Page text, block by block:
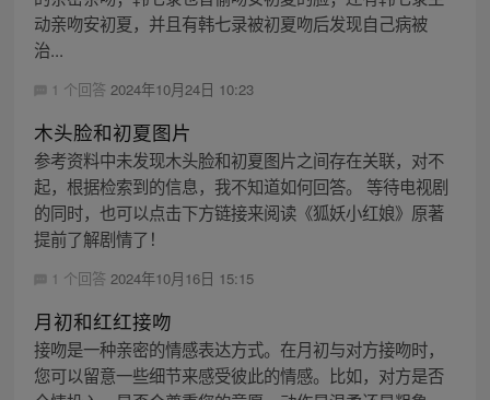
动亲吻安初夏，并且有韩七录被初夏吻后发现自己病被
治...
1 个回答 2024年10月24日 10:23
木头脸和初夏图片
参考资料中未发现木头脸和初夏图片之间存在关联，对不
起，根据检索到的信息，我不知道如何回答。 等待电视剧
的同时，也可以点击下方链接来阅读《狐妖小红娘》原著
提前了解剧情了！
1 个回答 2024年10月16日 15:15
月初和红红接吻
接吻是一种亲密的情感表达方式。在月初与对方接吻时，
您可以留意一些细节来感受彼此的情感。比如，对方是否